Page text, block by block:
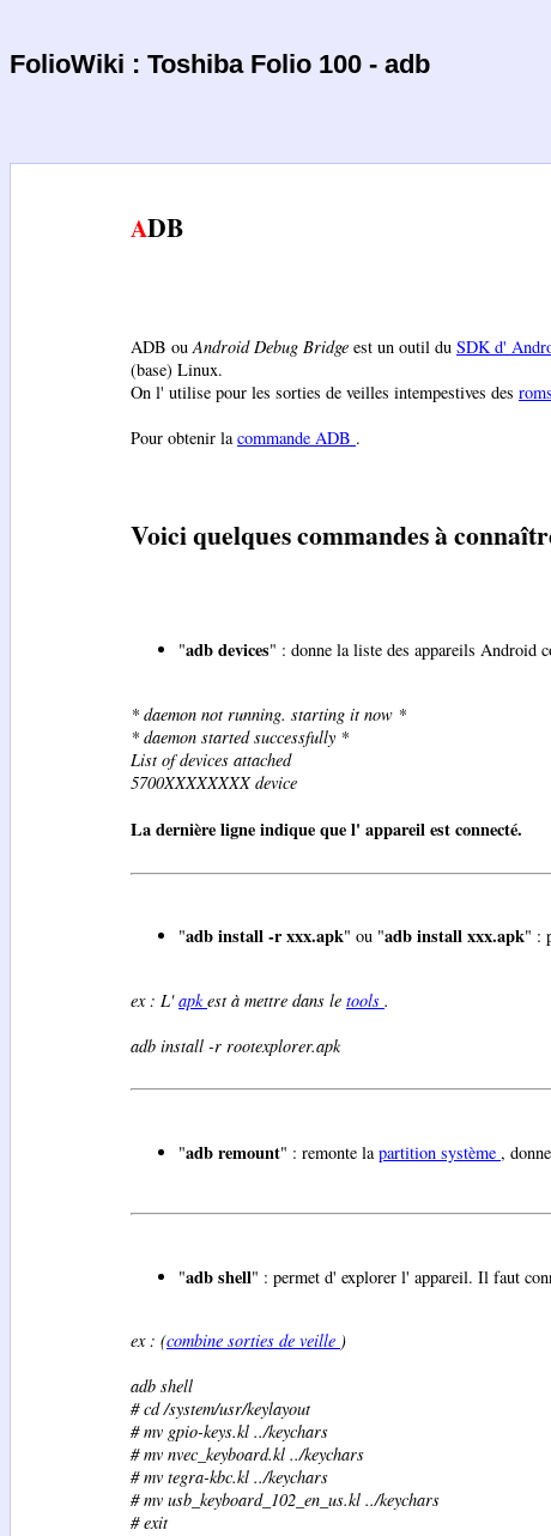
FolioWiki : Toshiba Folio 100 - adb
ADB
ADB ouAndroid Debug Bridge est un outil du SDK d'
(base) Linux.
On l' utilise pour les sorties de veilles intempestives des
Pour obtenir lacommande ADB .
Voici quelques commandes à
"adb devices" : donne la liste des appareils Android
* daemon not running. starting it now *
* daemon started successfully *
List of devices attached
5700XXXXXXXX device
La dernière ligne indique que l' appareil est connecté.
"adb install -r xxx.apk" ou "adb install xxx.apk" :
ex : L'apkest à mettre dans le tools .
adb install -r rootexplorer.apk
"adb remount" : remonte la partition système ,
"adb shell" : permet d' explorer l' appareil. Il faut
ex : (combine sorties de veille )
adb shell
# cd /system/usr/keylayout
# mv gpio-keys.kl ../keychars
# mv nvec_keyboard.kl ../keychars
# mv tegra-kbc.kl ../keychars
# mv usb_keyboard_102_en_us.kl ../keychars
# exit